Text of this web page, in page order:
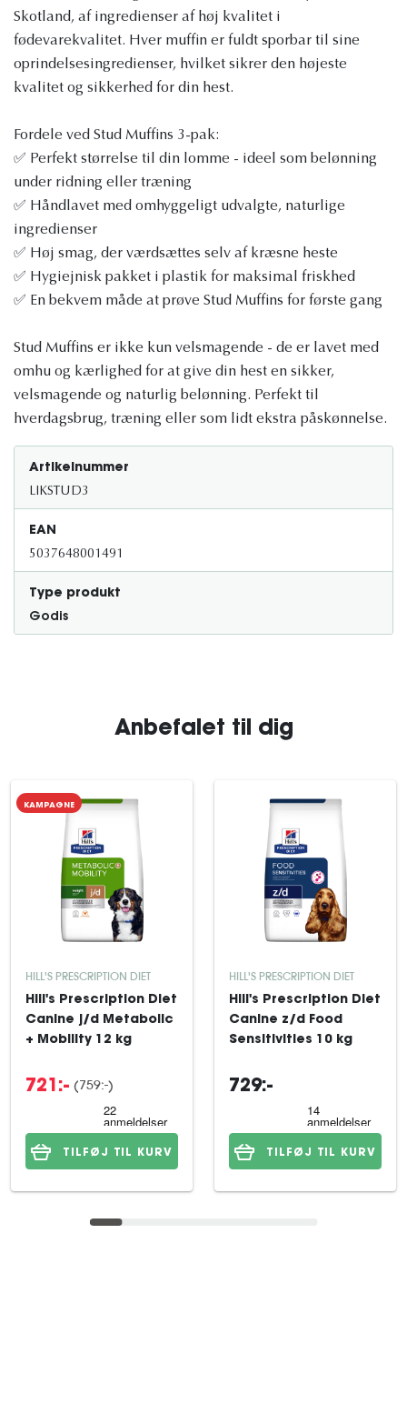
Skotland, af ingredienser af høj kvalitet i
fødevarekvalitet. Hver muffin er fuldt sporbar til sine
oprindelsesingredienser, hvilket sikrer den højeste
kvalitet og sikkerhed for din hest.
Fordele ved Stud Muffins 3-pak:
✅ Perfekt størrelse til din lomme - ideel som belønning
under ridning eller træning
✅ Håndlavet med omhyggeligt udvalgte, naturlige
ingredienser
✅ Høj smag, der værdsættes selv af kræsne heste
✅ Hygiejnisk pakket i plastik for maksimal friskhed
✅ En bekvem måde at prøve Stud Muffins for første gang
Stud Muffins er ikke kun velsmagende - de er lavet med
omhu og kærlighed for at give din hest en sikker,
velsmagende og naturlig belønning. Perfekt til
hverdagsbrug, træning eller som lidt ekstra påskønnelse.
Artikelnummer
LIKSTUD3
EAN
5037648001491
Type produkt
Godis
Anbefalet til dig
KAMPAGNE
HILL'S PRESCRIPTION DIET
Hill's Prescription Diet
Canine j/d Metabolic
+ Mobility 12 kg
721:- (759:-)
TILFØJ TIL KURV
HILL'S PRESCRIPTION DIET
Hill's Prescription Diet
Canine z/d Food
Sensitivities 10 kg
729:-
TILFØJ TIL KURV